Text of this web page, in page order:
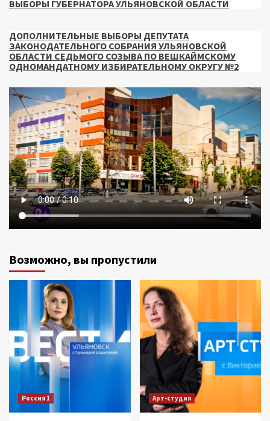
ВЫБОРЫ ГУБЕРНАТОРА УЛЬЯНОВСКОЙ ОБЛАСТИ
ДОПОЛНИТЕЛЬНЫЕ ВЫБОРЫ ДЕПУТАТА
ЗАКОНОДАТЕЛЬНОГО СОБРАНИЯ УЛЬЯНОВСКОЙ
ОБЛАСТИ СЕДЬМОГО СОЗЫВА ПО ВЕШКАЙМСКОМУ
ОДНОМАНДАТНОМУ ИЗБИРАТЕЛЬНОМУ ОКРУГУ №2
Возможно, вы пропустили
Россия 1 Арт-студия